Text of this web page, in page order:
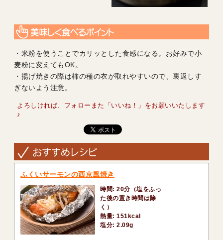
・米粉を使うことでカリッとした食感になる。お好みで小
麦粉に変えてもOK。
・揚げ焼きの際は柿の種の衣が取れやすいので、裏返しす
ぎないよう注意。
よろしければ、フォローまた「いいね！」をお願いいたします
♪
ふくいサーモンの西京風焼き
時間: 20分（塩をふっ
た後の置き時間は除
く）
熱量: 151kcal
塩分: 2.09g